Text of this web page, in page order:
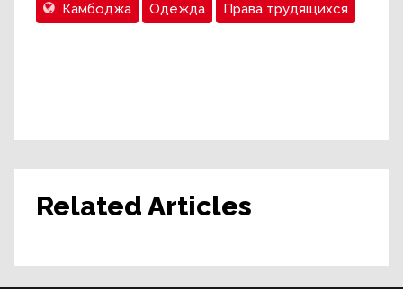
Камбоджа Одежда Права трудящихся
Related Articles